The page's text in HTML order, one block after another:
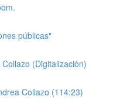
públicas"
(Digitalización)
Collazo (114:23)